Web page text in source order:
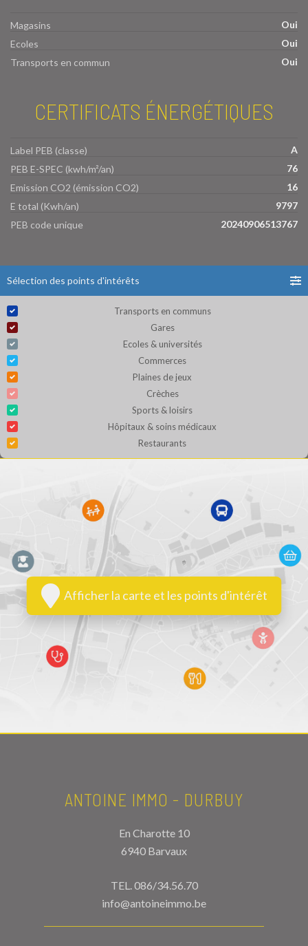
Magasins
Oui
Ecoles
Oui
Transports en commun
Oui
CERTIFICATS ÉNERGÉTIQUES
Label PEB (classe)
A
PEB E-SPEC (kwh/m²/an)
76
Emission CO2 (émission CO2)
16
E total (Kwh/an)
9797
PEB code unique
20240906513767
Sélection des points d'intérêts
Transports en communs
Gares
Ecoles & universités
Commerces
Plaines de jeux
Crèches
Sports & loisirs
Hôpitaux & soins médicaux
Restaurants
Afficher la carte et les points d'intérêt
ANTOINE IMMO - DURBUY
En Charotte 10
6940 Barvaux
TEL.086/34.56.70
info@antoineimmo.be